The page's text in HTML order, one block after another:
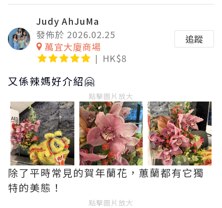
Judy AhJuMa
發佈於 2026.02.25
萬宜大廈商場
HK$8
追蹤
又係辣媽好介紹🤗
點擊圖片放大
除了平時常見的賀年蘭花，蕙蘭都有它獨
特的美態！
點擊圖片放大